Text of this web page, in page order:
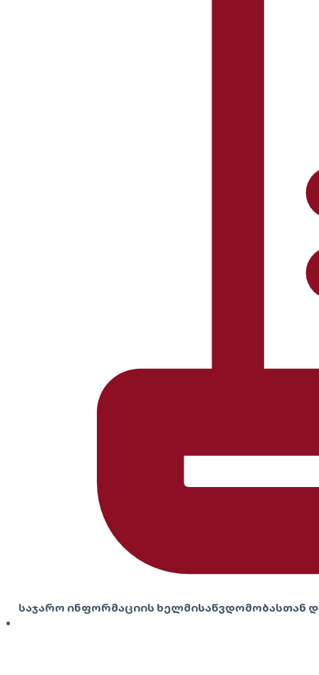
საჯარო ინფორმაციის ხელმისაწვდომობასთან